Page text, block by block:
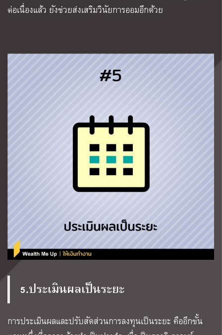
ต่อเนื่องแล้ว ยังช่วยส่งเสริมวินัยการออมอีกด้วย
5.ประเมินผลเป็นระยะ
การประเมินผลและปรับสัดส่วนการลงทุนเป็นระยะ คืออีกขั้น